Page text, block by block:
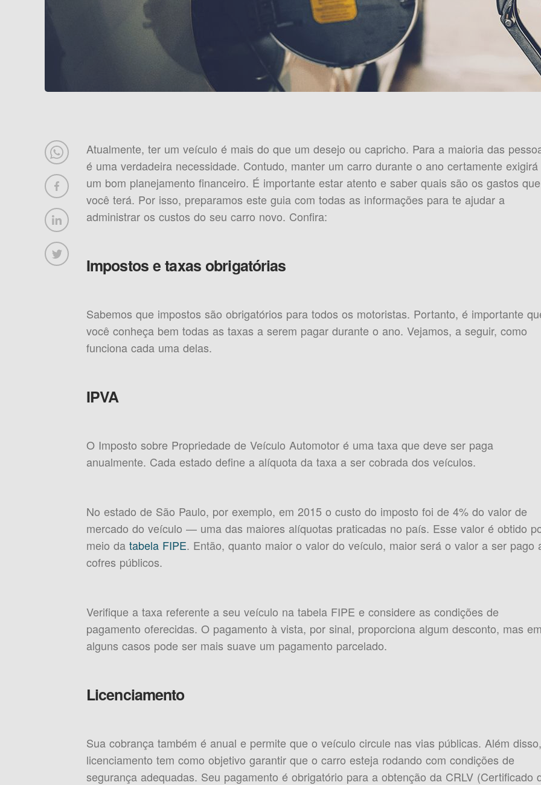
Atualmente, ter um veículo é mais do que um desejo ou capricho. Para a maioria das
é uma verdadeira necessidade. Contudo, manter um carro durante o ano certamente exigirá
um bom planejamento financeiro. É importante estar atento e saber quais são os gastos que
você terá. Por isso, preparamos este guia com todas as informações para te ajudar a
administrar os custos do seu carro novo. Confira:
Impostos e taxas obrigatórias
Sabemos que impostos são obrigatórios para todos os motoristas. Portanto, é importante
você conheça bem todas as taxas a serem pagar durante o ano. Vejamos, a seguir, como
funciona cada uma delas.
IPVA
O Imposto sobre Propriedade de Veículo Automotor é uma taxa que deve ser paga
anualmente. Cada estado define a alíquota da taxa a ser cobrada dos veículos.
No estado de São Paulo, por exemplo, em 2015 o custo do imposto foi de 4% do valor de
mercado do veículo — uma das maiores alíquotas praticadas no país. Esse valor é obtido
meio da tabela FIPE. Então, quanto maior o valor do veículo, maior será o valor a ser pago
cofres públicos.
Verifique a taxa referente a seu veículo na tabela FIPE e considere as condições de
pagamento oferecidas. O pagamento à vista, por sinal, proporciona algum desconto, mas em
alguns casos pode ser mais suave um pagamento parcelado.
Licenciamento
Sua cobrança também é anual e permite que o veículo circule nas vias públicas. Além
licenciamento tem como objetivo garantir que o carro esteja rodando com condições de
segurança adequadas. Seu pagamento é obrigatório para a obtenção da CRLV (Certificado